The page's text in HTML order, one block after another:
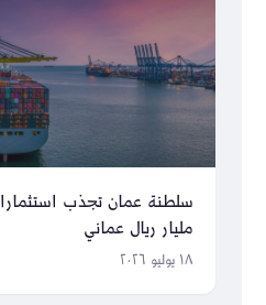
مليار ريال عماني
١٨ يوليو ٢٠٢٦